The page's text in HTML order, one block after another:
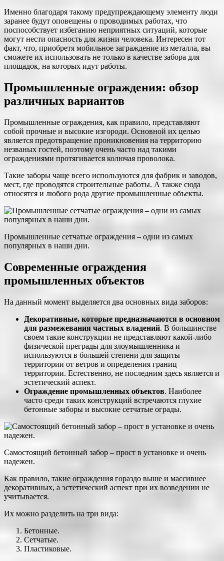
Именно благодаря такому предупреждающему элементу люди
заранее будут оповещены о проводимых работах, что
поспособствует избеганию неприятных ситуаций, которые
могут нести опасность для жизни человека. Интересен тот
факт, что, приобретя мобильное заграждение из металла, вы
сможете их использовать не только в качестве забора для
площадок, на которых идут работы.
Промышленные ограждения: обзор
различных вариантов
Промышленные ограждения, как правило, представляют
собой прочные и высокие изгороди. Основной их целью
является предотвращение проникновения на территорию
незваных гостей, поэтому очень часто над такими
ограждениями протягивается колючая проволока.
Такие заборы чаще всего используются для фабрик и заводов,
мест, где проводятся строительные работы. А также сюда
относятся и любого рода другие промышленные объекты.
Промышленные сетчатые ограждения – одни из самых
популярных в наши дни.
Современные ограждения
промышленных объектов
На данный момент выделяется два основных вида заборов:
Декоративные, которые предназначаются в основном
для размежевания частных владений. В большинстве
своем такие конструкции не представляют какой-либо
физической преграды для злоумышленника и
используются в большей степени для защиты
территории от ветров и определения границ
территории. Естественно, не последним здесь является и
эстетический аспект.
Ограждение промышленных объектов. Наиболее
часто среди таких конструкций встречаются глухие
бетонные заборы и высокие сетчатые ограды.
Самостоящий бетонный забор – прост в установке и очень
надежен.
Как правило, такие ограждения гораздо выше и массивнее
декоративных, а эстетический аспект при их возведении не
учитывается.
Их можно разделить на три вида:
Бетонные.
Сетчатые.
Пластиковые.